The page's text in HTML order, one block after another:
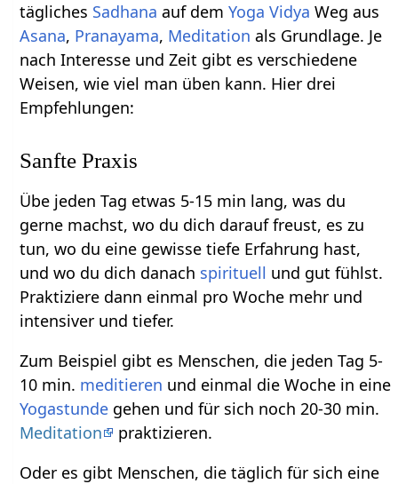
tägliches Sadhana auf demYoga Vidya Weg aus
Asana, Pranayama, Meditation als Grundlage. Je
nach Interesse und Zeit gibt es verschiedene
Weisen, wie viel man üben kann. Hier drei
Empfehlungen:
Sanfte Praxis
Übe jeden Tag etwas 5-15 min lang, was du
gerne machst, wo du dich darauf freust, es zu
tun, wo du eine gewisse tiefe Erfahrung hast,
und wo du dich danach spirituell und gut fühlst.
Praktiziere dann einmal pro Woche mehr und
intensiver und tiefer.
Zum Beispiel gibt es Menschen, die jeden Tag 5-
10 min. meditieren und einmal die Woche in eine
Yogastunde gehen und für sich noch 20-30 min.
Meditation
praktizieren.
Oder es gibt Menschen, die täglich für sich eine